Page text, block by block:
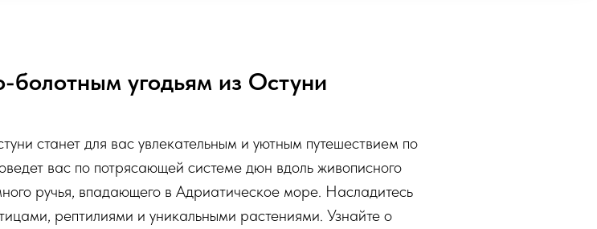
угодьям из Остуни
станет для вас увлекательным и уютным путешествием по
вас по потрясающей системе дюн вдоль живописного
ручья, впадающего в Адриатическое море. Насладитесь
рептилиями и уникальными растениями. Узнайте о